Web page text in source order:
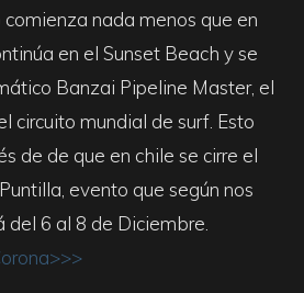
nada menos que en
en el Sunset Beach y se
Banzai Pipeline Master, el
circuito mundial de surf. Esto
de de que en chile se cirre el
evento que según nos
del 6 al 8 de Diciembre.